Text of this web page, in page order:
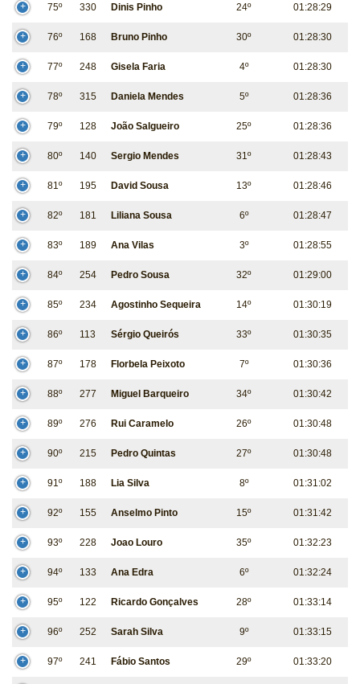
75º 330 Dinis Pinho 24º 01:28:29
76º 168 Bruno Pinho 30º 01:28:30
77º 248 Gisela Faria 4º 01:28:30
78º 315 Daniela Mendes 5º 01:28:36
79º 128 João Salgueiro 25º 01:28:36
80º 140 Sergio Mendes 31º 01:28:43
81º 195 David Sousa 13º 01:28:46
82º 181 Liliana Sousa 6º 01:28:47
83º 189 Ana Vilas 3º 01:28:55
84º 254 Pedro Sousa 32º 01:29:00
85º 234 Agostinho Sequeira 14º 01:30:19
86º 113 Sérgio Queirós 33º 01:30:35
87º 178 Florbela Peixoto 7º 01:30:36
88º 277 Miguel Barqueiro 34º 01:30:42
89º 276 Rui Caramelo 26º 01:30:48
90º 215 Pedro Quintas 27º 01:30:48
91º 188 Lia Silva 8º 01:31:02
92º 155 Anselmo Pinto 15º 01:31:42
93º 228 Joao Louro 35º 01:32:23
94º 133 Ana Edra 6º 01:32:24
95º 122 Ricardo Gonçalves 28º 01:33:14
96º 252 Sarah Silva 9º 01:33:15
97º 241 Fábio Santos 29º 01:33:20